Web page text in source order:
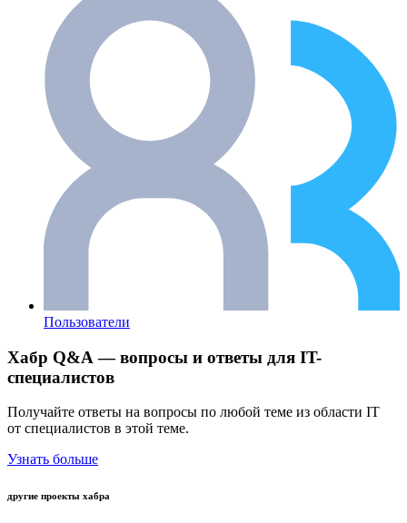
Пользователи
Хабр Q&A — вопросы и ответы для IT-
специалистов
Получайте ответы на вопросы по любой теме из области IT
от специалистов в этой теме.
Узнать больше
другие проекты хабра